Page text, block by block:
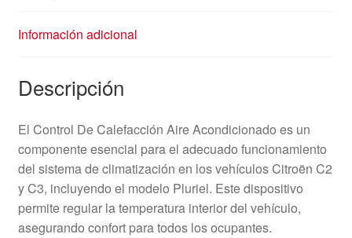
Información adicional
Descripción
El Control De Calefacción Aire Acondicionado es un
componente esencial para el adecuado funcionamiento
del sistema de climatización en los vehículos Citroën C2
y C3, incluyendo el modelo Pluriel. Este dispositivo
permite regular la temperatura interior del vehículo,
asegurando confort para todos los ocupantes.